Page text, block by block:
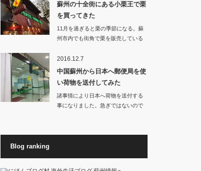
蘇州の十全街にある小栗王で栗
を買ってきた
11月を過ぎると栗の季節になる。蘇
州市内でも街角で栗を販売している
2016.12.7
中国蘇州から日本へ郵便局を使
い荷物を送付してみた
諸事情により日本へ荷物を送付する
事になりました。急ぎではないので
Blog ranking